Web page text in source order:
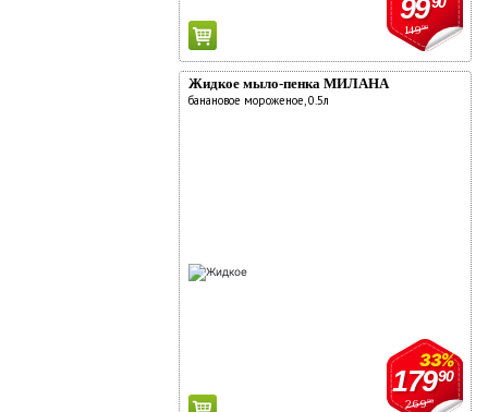
14990
99
Жидкое мыло-пенка МИЛАНА
банановое мороженое, 0.5л
26990
33%
17990